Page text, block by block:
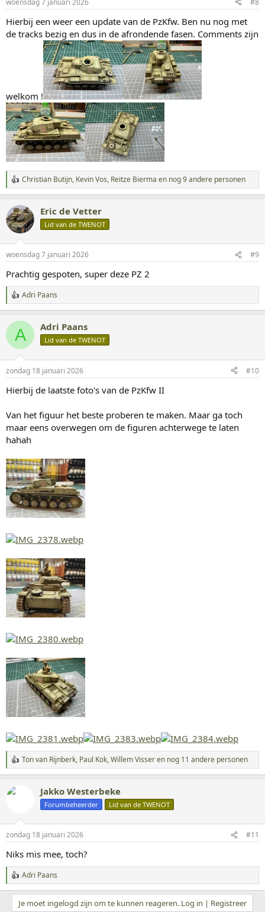
Hierbij een weer een update van de PzKfw. Ben nu nog met
de tracks bezig en dus in de afrondende fasen. Comments zijn
welkom !
W
a
r
d
e
n
e
n
Christian Butijn, Kevin Vos, Reitze Bierma en nog 9 andere personen
Eric de Vetter
Lid van de TWENOT
woensdag 7 januari 2026 #9
Prachtig gespoten, super deze PZ 2
W
a
r
e
n
e
:
Adri Paans
A Adri Paans
Lid van de TWENOT
zondag 18 januari 2026 #10
Hierbij de laatste foto's van de PzKfw II
Van het figuur het beste proberen te maken. Maar ga toch
maar eens overwegen om de figuren achterwege te laten
hahah
W
a
r
n
e
n
Ton van Rijnberk, Paul Kok,Willem Visseren nog 11 andere personen
Jakko Westerbeke
Forumbeheerder Lid van de TWENOT
zondag 18 januari 2026 #11
Niks mis mee, toch?
W
a
a
Adri Paans
Je moet ingelogd zijn om te kunnen reageren. Log in | Registreer